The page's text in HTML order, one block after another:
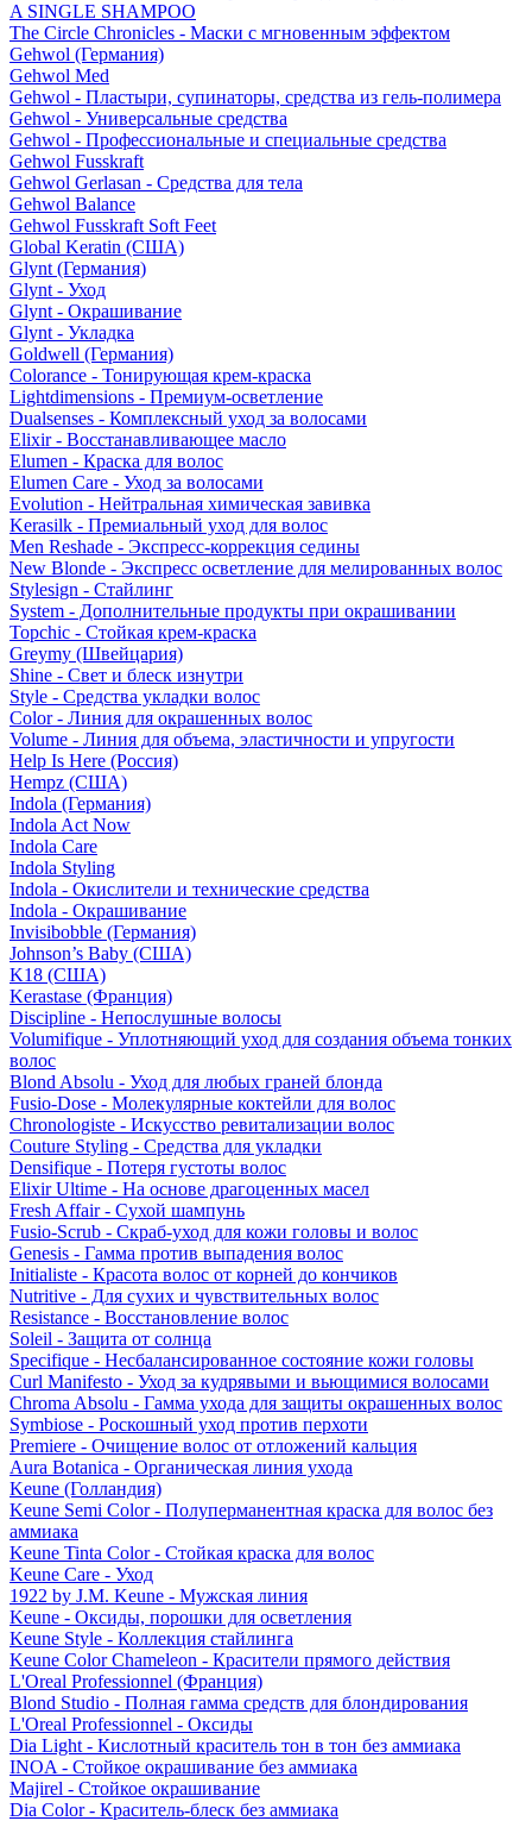
A SINGLE SHAMPOO
The Circle Chronicles - Маски с мгновенным эффектом
Gehwol (Германия)
Gehwol Med
Gehwol - Пластыри, супинаторы, средства из гель-полимера
Gehwol - Универсальные средства
Gehwol - Профессиональные и специальные средства
Gehwol Fusskraft
Gehwol Gerlasan - Средства для тела
Gehwol Balance
Gehwol Fusskraft Soft Feet
Global Keratin (США)
Glynt (Германия)
Glynt - Уход
Glynt - Окрашивание
Glynt - Укладка
Goldwell (Германия)
Colorance - Тонирующая крем-краска
Lightdimensions - Премиум-осветление
Dualsenses - Комплексный уход за волосами
Elixir - Восстанавливающее масло
Elumen - Краска для волос
Elumen Care - Уход за волосами
Evolution - Нейтральная химическая завивка
Kerasilk - Премиальный уход для волос
Men Reshade - Экспресс-коррекция седины
New Blonde - Экспресс осветление для мелированных волос
Stylesign - Стайлинг
System - Дополнительные продукты при окрашивании
Topchic - Стойкая крем-краска
Greymy (Швейцария)
Shine - Свет и блеск изнутри
Style - Средства укладки волос
Color - Линия для окрашенных волос
Volume - Линия для объема, эластичности и упругости
Help Is Here (Россия)
Hempz (США)
Indola (Германия)
Indola Act Now
Indola Care
Indola Styling
Indola - Окислители и технические средства
Indola - Окрашивание
Invisibobble (Германия)
Johnson’s Baby (США)
K18 (США)
Kerastase (Франция)
Discipline - Непослушные волосы
Volumifique - Уплотняющий уход для создания объема тонких
волос
Blond Absolu - Уход для любых граней блонда
Fusio-Dose - Молекулярные коктейли для волос
Chronologiste - Искусство ревитализации волос
Couture Styling - Средства для укладки
Densifique - Потеря густоты волос
Elixir Ultime - На основе драгоценных масел
Fresh Affair - Сухой шампунь
Fusio-Scrub - Скраб-уход для кожи головы и волос
Genesis - Гамма против выпадения волос
Initialiste - Красота волос от корней до кончиков
Nutritive - Для сухих и чувствительных волос
Resistance - Восстановление волос
Soleil - Защита от солнца
Specifique - Несбалансированное состояние кожи головы
Curl Manifesto - Уход за кудрявыми и вьющимися волосами
Chroma Absolu - Гамма ухода для защиты окрашенных волос
Symbiose - Роскошный уход против перхоти
Premiere - Очищение волос от отложений кальция
Aura Botanica - Органическая линия ухода
Keune (Голландия)
Keune Semi Color - Полуперманентная краска для волос без
аммиака
Keune Tinta Color - Стойкая краска для волос
Keune Care - Уход
1922 by J.M. Keune - Мужская линия
Keune - Оксиды, порошки для осветления
Keune Style - Коллекция стайлинга
Keune Color Chameleon - Красители прямого действия
L'Oreal Professionnel (Франция)
Blond Studio - Полная гамма средств для блондирования
L'Oreal Professionnel - Оксиды
Dia Light - Кислотный краситель тон в тон без аммиака
INOA - Стойкое окрашивание без аммиака
Majirel - Стойкое окрашивание
Dia Color - Краситель-блеск без аммиака